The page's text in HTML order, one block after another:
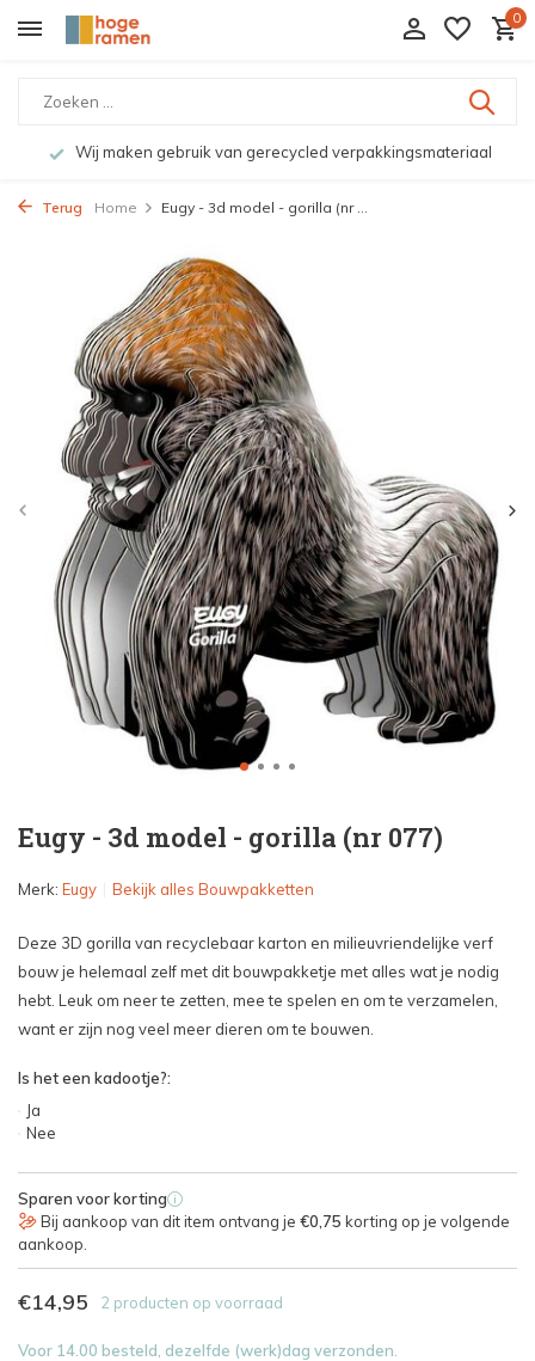
0
Wij maken gebruik van gerecycled verpakkingsmateriaal
Terug Home Eugy - 3d model - gorilla (nr ...
Eugy - 3d model - gorilla (nr 077)
Merk: Eugy Bekijk alles Bouwpakketten
Deze 3D gorilla van recyclebaar karton en milieuvriendelijke verf
bouw je helemaal zelf met dit bouwpakketje met alles wat je nodig
hebt. Leuk om neer te zetten, mee te spelen en om te verzamelen,
want er zijn nog veel meer dieren om te bouwen.
Is het een kadootje?:
Ja
Nee
Sparen voor korting i
Bij aankoop van dit item ontvang je €0,75 korting op je volgende
aankoop.
€14,95 2 producten op voorraad
Voor 14.00 besteld, dezelfde (werk)dag verzonden.